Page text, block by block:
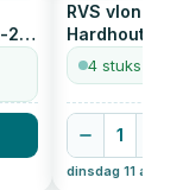
25
RVS
4 stuks op
1
dinsdag 11